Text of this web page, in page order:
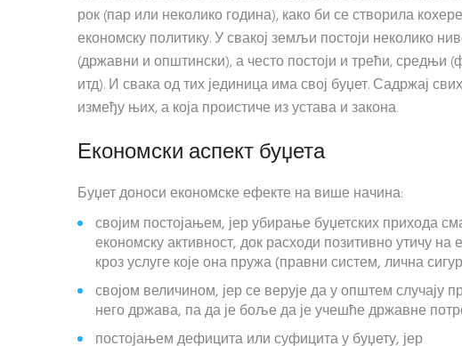
рок (пар или неколико година), како би се створила
економску политику. У свакој земљи постоји неколико
(државни и општински), а често постоји и трећи, средњи
итд). И свака од тих јединица има свој буџет. Садржај
између њих, а која проистиче из устава и закона.
Економски аспект буџета
Буџет доноси економске ефекте на више начина:
својим постојањем, јер убирање буџетских прихода
економску активност, док расходи позитивно утичу
кроз услуге које она пружа (правни систем, лична
својом величином, јер се верује да у општем случају
него држава, па да је боље да је учешће државне
постојањем дефицита или суфицита у буџету, јер